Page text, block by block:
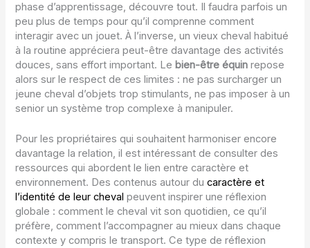
phase d’apprentissage, découvre tout. Il faudra parfois un
peu plus de temps pour qu’il comprenne comment
interagir avec un jouet. À l’inverse, un vieux cheval habitué
à la routine appréciera peut-être davantage des activités
douces, sans effort important. Le bien-être équin repose
alors sur le respect de ces limites : ne pas surcharger un
jeune cheval d’objets trop stimulants, ne pas imposer à un
senior un système trop complexe à manipuler.
Pour les propriétaires qui souhaitent harmoniser encore
davantage la relation, il est intéressant de consulter des
ressources qui abordent le lien entre caractère et
environnement. Des contenus autour ducaractère et
l’identité de leur cheval peuvent inspirer une réflexion
globale : comment le cheval vit son quotidien, ce qu’il
préfère, comment l’accompagner au mieux dans chaque
contexte y compris le transport. Ce type de réflexion